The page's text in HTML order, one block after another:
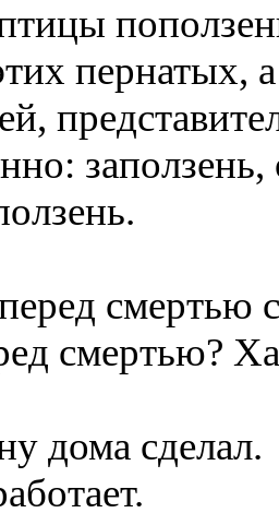
пернатых,
смертью
смертью?
дома сделал.